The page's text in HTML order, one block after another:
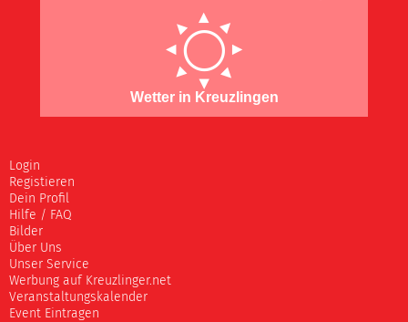
Wetter in Kreuzlingen
Login
Registieren
Dein Profil
Hilfe / FAQ
Bilder
Über Uns
Unser Service
Werbung auf Kreuzlinger.net
Veranstaltungskalender
Event Eintragen